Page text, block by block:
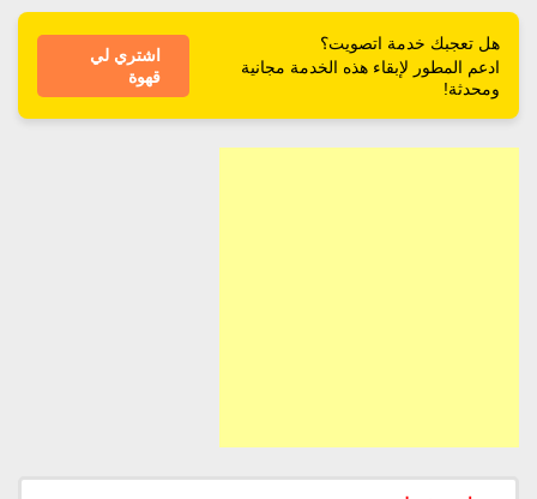
هل تعجبك خدمة اتصويت؟
ادعم المطور لإبقاء هذه الخدمة مجانية
ومحدثة!
اشتري لي
قهوة